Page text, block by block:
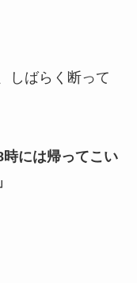
しばらく断って
時には帰ってこい